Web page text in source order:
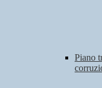
Piano